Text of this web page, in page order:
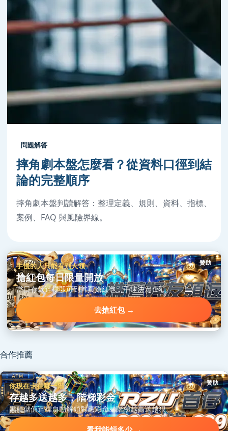
問題解答
摔角劇本盤怎麼看？從資料口徑到結
論的完整順序
摔角劇本盤判讀解答：整理定義、規則、資料、指標、
案例、FAQ 與風險界線。
贊助
手慢的人只能看別人領
搶紅包每日限量開放
當日存款達標即可到首頁搶紅包，手速決定金額。
去搶紅包 →
合作推薦
贊助
你現在卡在哪一階？
存越多送越多，階梯彩金
累積儲值達標自動解鎖對應彩金，階梯越高送越狠。